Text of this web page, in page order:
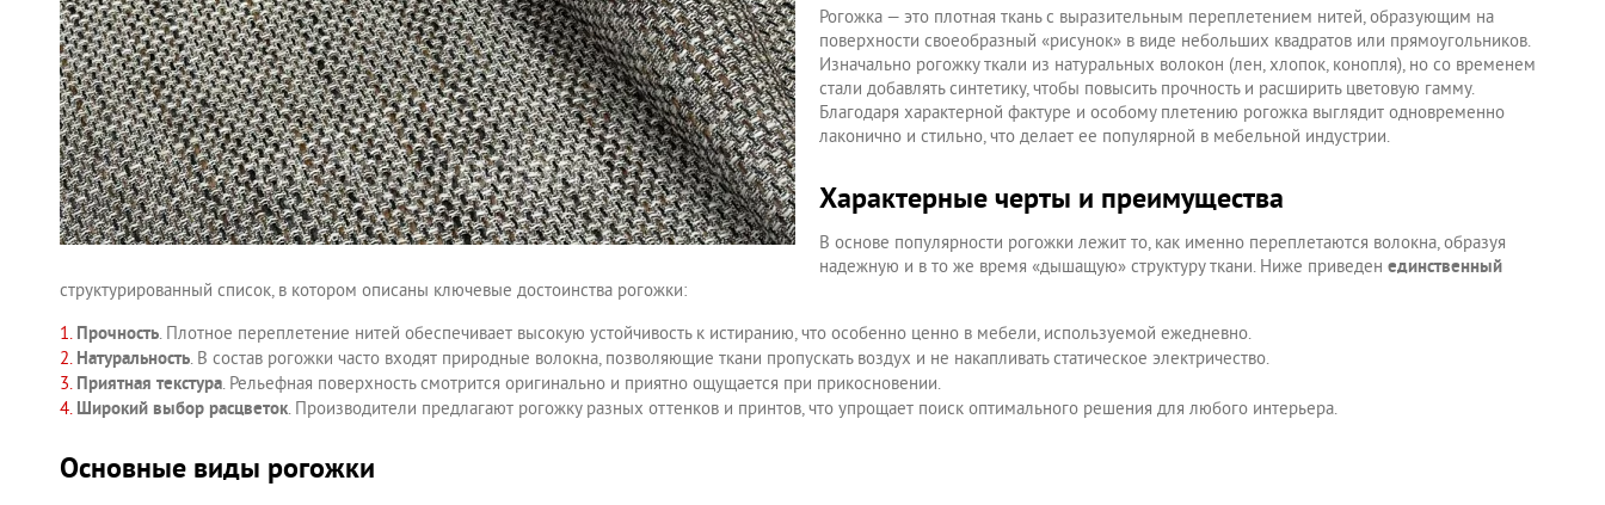
Рогожка — это плотная ткань с выразительным переплетением нитей, образующим на
поверхности своеобразный «рисунок» в виде небольших квадратов или прямоугольников.
Изначально рогожку ткали из натуральных волокон (лен, хлопок, конопля), но со временем
стали добавлять синтетику, чтобы повысить прочность и расширить цветовую гамму.
Благодаря характерной фактуре и особому плетению рогожка выглядит одновременно
лаконично и стильно, что делает ее популярной в мебельной индустрии.
Характерные черты и преимущества
В основе популярности рогожки лежит то, как именно переплетаются волокна, образуя
надежную и в то же время «дышащую» структуру ткани. Ниже приведен единственный
структурированный список, в котором описаны ключевые достоинства рогожки:
Прочность. Плотное переплетение нитей обеспечивает высокую устойчивость к истиранию, что особенно ценно в мебели, используемой ежедневно.
Натуральность. В состав рогожки часто входят природные волокна, позволяющие ткани пропускать воздух и не накапливать статическое электричество.
Приятная текстура. Рельефная поверхность смотрится оригинально и приятно ощущается при прикосновении.
Широкий выбор расцветок. Производители предлагают рогожку разных оттенков и принтов, что упрощает поиск оптимального решения для любого интерьера.
Основные виды рогожки